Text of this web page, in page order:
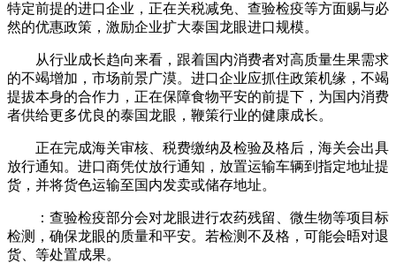
特定前提的进口企业，正在关税减免、查验检疫等方面赐与必
然的优惠政策，激励企业扩大泰国龙眼进口规模。
从行业成长趋向来看，跟着国内消费者对高质量生果需求
的不竭增加，市场前景广漠。进口企业应抓住政策机缘，不竭
提拔本身的合作力，正在保障食物平安的前提下，为国内消费
者供给更多优良的泰国龙眼，鞭策行业的健康成长。
正在完成海关审核、税费缴纳及检验及格后，海关会出具
放行通知。进口商凭仗放行通知，放置运输车辆到指定地址提
货，并将货色运输至国内发卖或储存地址。
：查验检疫部分会对龙眼进行农药残留、微生物等项目标
检测，确保龙眼的质量和平安。若检测不及格，可能会晤对退
货、等处置成果。